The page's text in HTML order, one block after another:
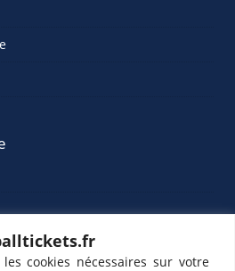
cookies nécessaires sur votre